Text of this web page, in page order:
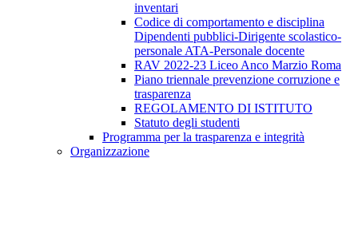
inventari
Codice di comportamento e disciplina
Dipendenti pubblici-Dirigente scolastico-
personale ATA-Personale docente
RAV 2022-23 Liceo Anco Marzio Roma
Piano triennale prevenzione corruzione e
trasparenza
REGOLAMENTO DI ISTITUTO
Statuto degli studenti
Programma per la trasparenza e integrità
Organizzazione